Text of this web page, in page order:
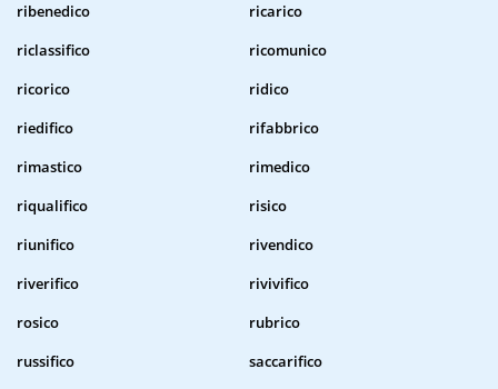
ribenedico
ricarico
riclassifico
ricomunico
ricorico
ridico
riedifico
rifabbrico
rimastico
rimedico
riqualifico
risico
riunifico
rivendico
riverifico
rivivifico
rosico
rubrico
russifico
saccarifico